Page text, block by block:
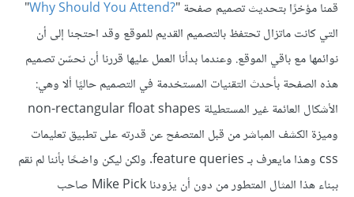
قمنا مؤخرًا بتحديث تصميم صفحة "?Why Should You Attend
"
التي كانت ماتزال تحتفظ بالتصميم القديم للموقع وقد احتجنا إلى أن
نوائمها مع باقي الموقع. وعندما بدأنا العمل عليها قررنا أن نحسّن تصميم
هذه الصفحة بأحدث التقنيات المستخدمة في التصميم حاليًا ألا وهي:
الأشكال العائمة غير المستطيلة non-rectangular float shapes
وميزة الكشف المباشر من قبل المتصفح عن قدرته على تطبيق تعليمات
css وهذا مايعرف بـ feature queries. ولكن ليكن واضحًا بأننا لم نقم
ببناء هذا المثال المتطور من دون أن يزودنا Mike Pick صاحب